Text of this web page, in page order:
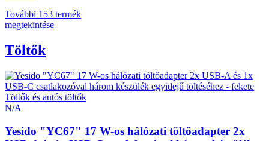
További 153 termék
megtekintése
Töltők
Töltők és autós töltők
N/A
Yesido "YC67" 17 W-os hálózati töltőadapter 2x